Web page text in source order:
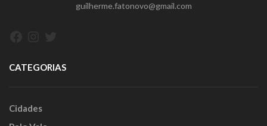
guilherme.fatonovo@gmail.com
CATEGORIAS
Cidades